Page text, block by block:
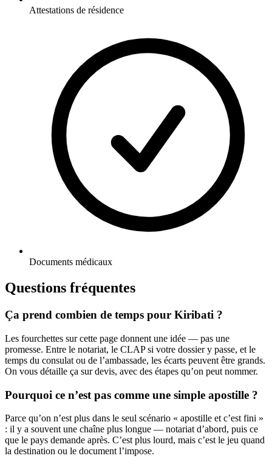
Attestations de résidence
Documents médicaux
Questions fréquentes
Ça prend combien de temps pour Kiribati ?
Les fourchettes sur cette page donnent une idée — pas une
promesse. Entre le notariat, le CLAP si votre dossier y passe, et le
temps du consulat ou de l’ambassade, les écarts peuvent être grands.
On vous détaille ça sur devis, avec des étapes qu’on peut nommer.
Pourquoi ce n’est pas comme une simple apostille ?
Parce qu’on n’est plus dans le seul scénario « apostille et c’est fini »
: il y a souvent une chaîne plus longue — notariat d’abord, puis ce
que le pays demande après. C’est plus lourd, mais c’est le jeu quand
la destination ou le document l’impose.